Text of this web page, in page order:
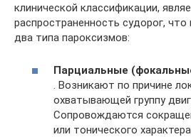
клинической классификации,
распространенность судорог,
два типа пароксизмов:
Парциальные
. Возникают по причине
охватывающей группу
Сопровождаются
или тонического